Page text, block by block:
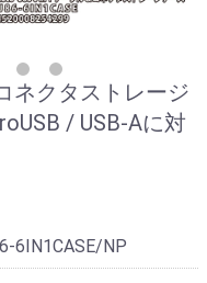
ネクタストレージ
/ USB-Aに対
6IN1CASE/NP